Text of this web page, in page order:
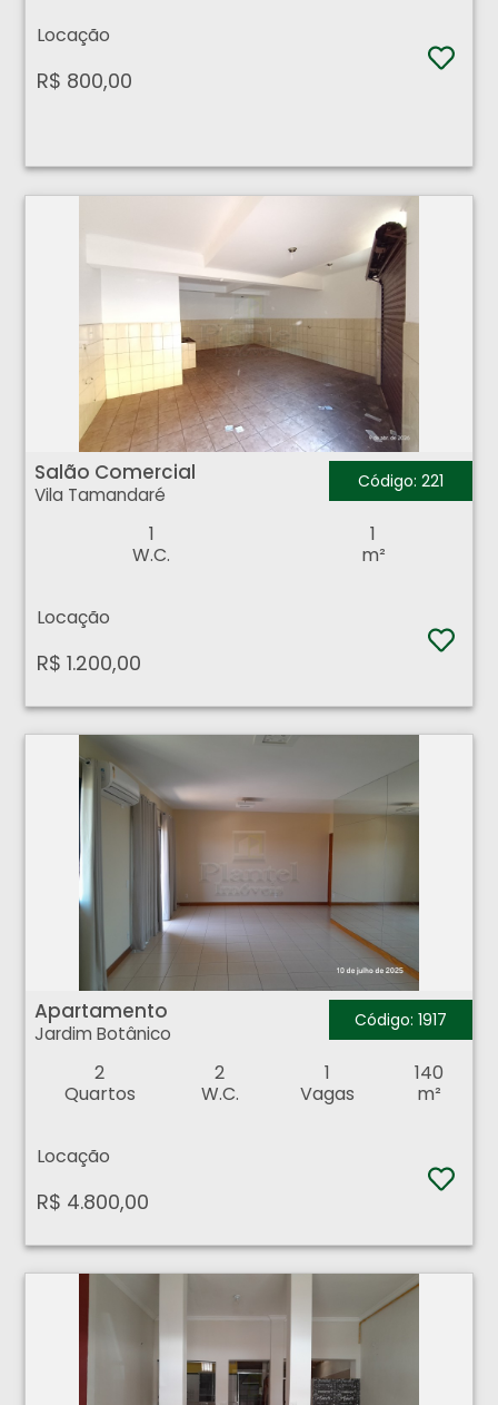
Locação
R$ 800,00
Salão Comercial - Vila Tamandaré - Ribeirão Preto
Salão Comercial
Vila Tamandaré
Código: 221
1
W.C.
1
m²
Locação
R$ 1.200,00
Apartamento - Jardim Botânico - Ribeirão Preto
Apartamento
Jardim Botânico
Código: 1917
2
Quartos
2
W.C.
1
Vagas
140
m²
Locação
R$ 4.800,00